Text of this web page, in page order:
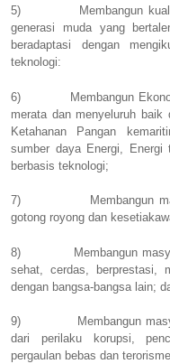
5)
Membangun
generasi muda yang
beradaptasi dengan
teknologi:
6)
Membangun
merata dan menyeluruh baik
Ketahanan Pangan
sumber daya Energi, Energi
berbasis teknologi;
7)
Membangun
gotong royong dan
8)
Membangun
sehat, cerdas, berprestasi,
dengan bangsa-bangsa lain;
9)
Membangun
dari perilaku korupsi,
pergaulan bebas dan